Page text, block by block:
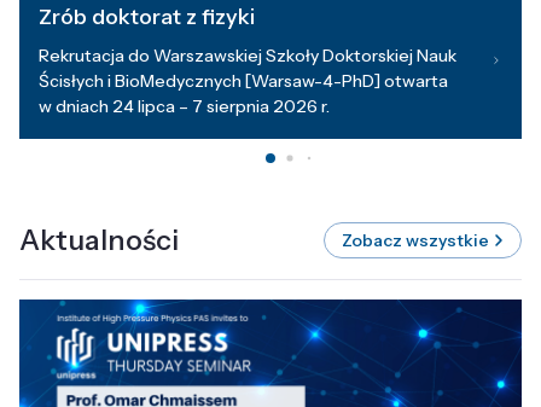
Zrób doktorat z fizyki
Rekrutacja do Warszawskiej Szkoły Doktorskiej Nauk
Ścisłych i BioMedycznych [Warsaw-4-PhD] otwarta
w dniach 24 lipca – 7 sierpnia 2026 r.
Aktualności Zobacz wszystkie